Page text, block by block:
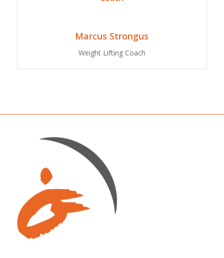
Marcus Strongus
Weight Lifting Coach